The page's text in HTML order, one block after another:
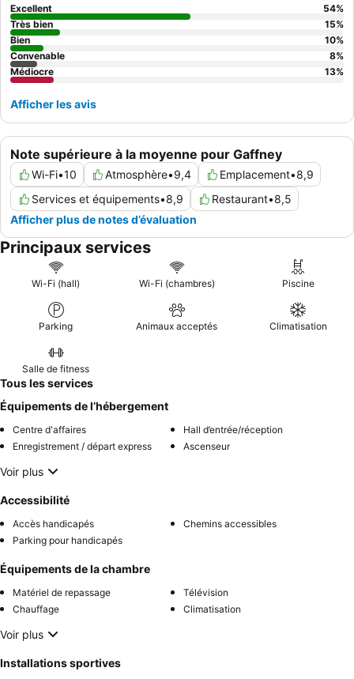
une expérience plus calme, les clients peuvent préférer les
chambres ne donnant pas sur l'autoroute.
Note supérieure à la moyenne pour Gaffney
Wi-Fi•10 Atmosphère•9,4 Emplacement•8,9
Services et équipements•8,9 Restaurant•8,5
Afficher plus de notes d’évaluation
Excellent 54%
Très bien
15%
Bien
10%
Convenable
8%
Médiocre
13%
Afficher les avis
Principaux services
Wi-Fi (hall) Wi-Fi (chambres) Piscine
Parking Animaux acceptés Climatisation
Salle de fitness
Tous les services
Équipements de l’hébergement
Centre d'affaires
Hall d’entrée/réception
Enregistrement / départ express
Ascenseur
Voir plus
Accessibilité
Accès handicapés
Chemins accessibles
Parking pour handicapés
Équipements de la chambre
Matériel de repassage
Télévision
Chauffage
Climatisation
Voir plus
Installations sportives